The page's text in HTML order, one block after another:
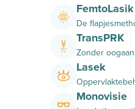
FemtoLasik
De
TransPRK
Zonder
Lasek
Monovisie